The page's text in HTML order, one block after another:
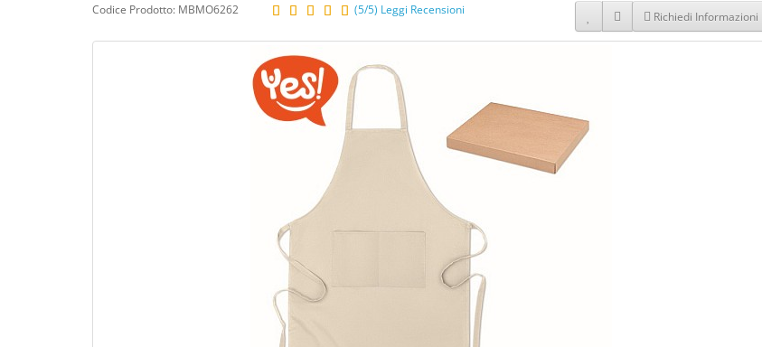
Codice Prodotto: MBMO6262 (5/5) Leggi Recensioni Richiedi Informazioni